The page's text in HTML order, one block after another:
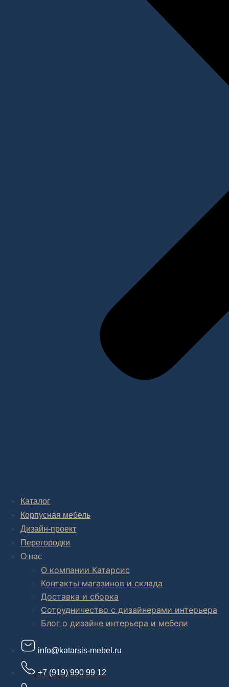
Каталог
Корпусная мебель
Дизайн-проект
Перегородки
О нас
О компании Катарсис
Контакты магазинов и склада
Доставка и сборка
Сотрудничество с дизайнерами интерьера
Блог о дизайне интерьера и мебели
info@katarsis-mebel.ru
+7 (919) 990 99 12